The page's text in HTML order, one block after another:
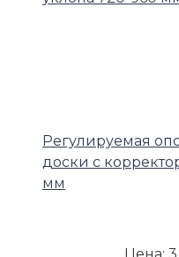
Регулируемая
доски с
мм
Цена: